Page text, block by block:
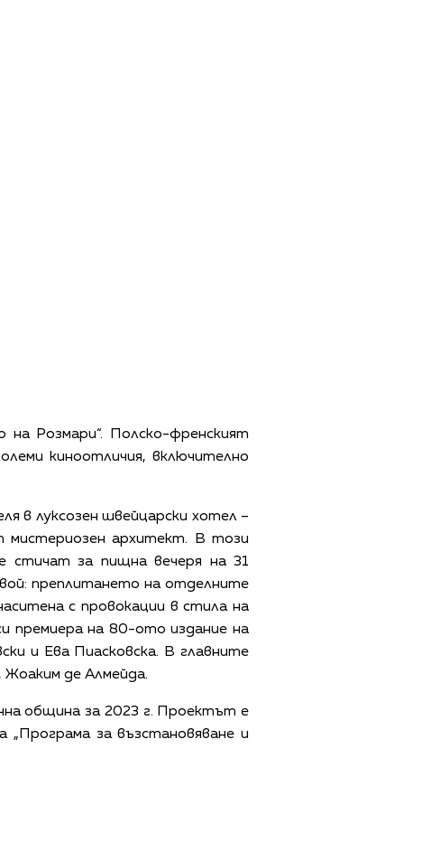
на Розмари“. Полско-френският
киноотличия, включително
в луксозен швейцарски хотел –
мистериозен архитект. В този
стичат за пищна вечеря на 31
преплитането на отделните
с провокации в стила на
премиера на 80-ото издание на
и Ева Пиасковска. В главните
де Алмейда.
община за 2023 г. Проектът е
„Програма за възстановяване и